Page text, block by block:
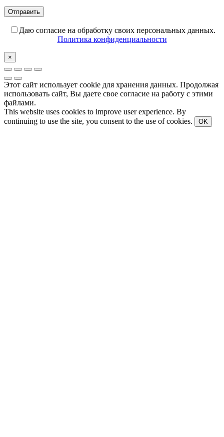
Даю согласие на обработку своих персональных данных.
Политика конфиденциальности
×
Этот сайт использует cookie для хранения данных. Продолжая
использовать сайт, Вы даете свое согласие на работу с этими
файлами.
This website uses cookies to improve user experience. By
continuing to use the site, you consent to the use of cookies.
OK